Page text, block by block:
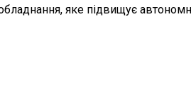
яке підвищує